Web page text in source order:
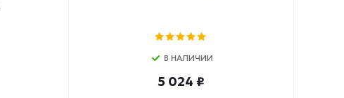
В НАЛИЧИИ
5 024 ₽